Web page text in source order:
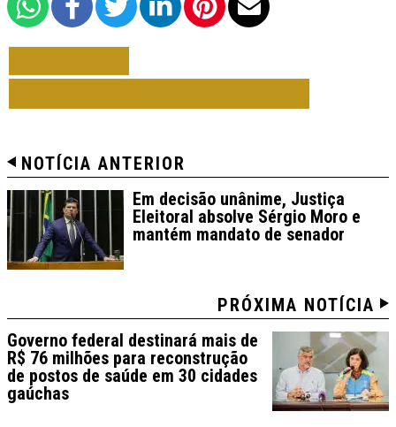
NOTÍCIA ANTERIOR
Em decisão unânime, Justiça
Eleitoral absolve Sérgio Moro e
mantém mandato de senador
PRÓXIMA NOTÍCIA
Governo federal destinará mais de
R$ 76 milhões para reconstrução
de postos de saúde em 30 cidades
gaúchas